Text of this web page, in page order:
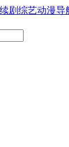
剧综艺动漫导